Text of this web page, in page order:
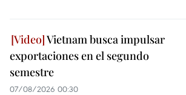
Vietnam busca impulsar
exportaciones en el segundo
semestre
07/08/2026 00:30